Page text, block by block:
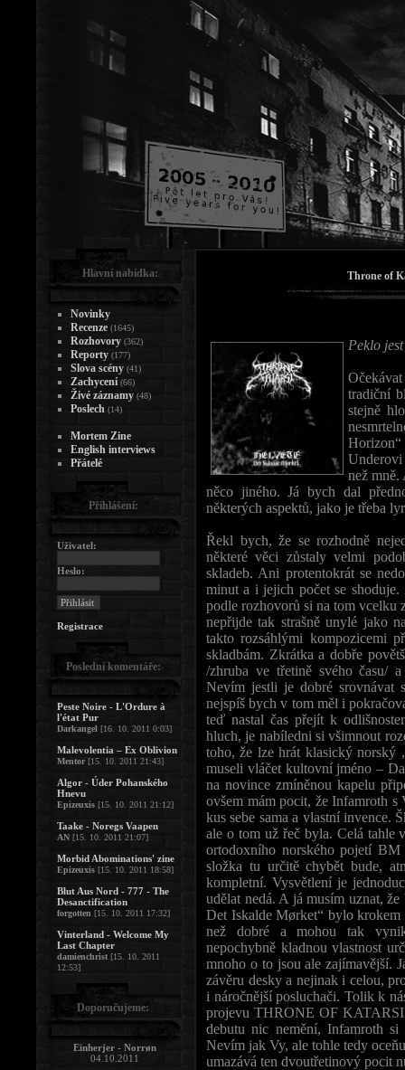
Throne of
Peklo
tradiční
stejně
než
něco jiného. Já bych dal
některých aspektů, jako je třeba
Řekl bych, že se rozhodně
některé věci zůstaly velmi
skladeb. Ani protentokrát se
minut a i jejich počet se
podle rozhovorů si na tom vcelku
nepřijde tak strašně unylé jako
takto rozsáhlými kompozicemi
skladbám. Zkrátka a dobře
/zhruba ve třetině svého času/
Nevím jestli je dobré srovnávat
nejspíš bych v tom měl i
teď nastal čas přejít k
hluch, je nabíledni si všimnout
toho, že lze hrát klasický norský
museli vláčet kultovní jméno –
na novince zmíněnou kapelu
ovšem mám pocit, že Infamroth s
kus sebe sama a vlastní invence.
ale o tom už řeč byla. Celá tahle
ortodoxního norského pojetí
složka tu určitě chybět bude,
kompletní. Vysvětlení je
udělat nedá. A já musím uznat,
Det Iskalde Mørket“ bylo
než dobré a mohou tak
nepochybně kladnou vlastnost
mnoho o to jsou ale zajímavější.
závěru desky a nejinak i celou,
i náročnější posluchači. Tolik k
projevu THRONE OF
debutu nic nemění, Infamroth
Nevím jak Vy, ale tohle tedy
umazává ten dvoutřetinový pocit
Hlavní nabídka:
Novinky
Recenze (1645)
Rozhovory (362)
Reporty (177)
Slova scény (41)
Zachycení (66)
Živé záznamy (48)
Poslech (14)
Mortem Zine
English interviews
Přátelé
Přihlášení:
Uživatel:
Heslo:
Registrace
Poslední komentáře:
Peste Noire - L'Ordure à
l'état Pur
Darkangel [16. 10. 2011 0:03]
Malevolentia – Ex Oblivion
Mentor[15. 10. 2011 21:43]
Algor - Úder Pohanského
Hnevu
Epizeuxis [15. 10. 2011 21:12]
Taake - Noregs Vaapen
AN [15. 10. 2011 21:07]
Morbid Abominations' zine
Epizeuxis [15. 10. 2011 18:58]
Blut Aus Nord - 777 - The
Desanctification
forgotten [15. 10. 2011 17:32]
Vinterland - Welcome My
Last Chapter
damienchrist [15. 10. 2011
12:53]
Doporučujeme:
Einherjer - Norrøn
04.10.2011